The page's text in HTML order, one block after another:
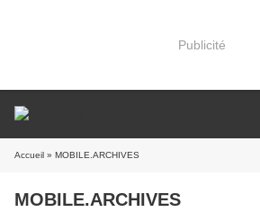
Publicité
Accueil » MOBILE.ARCHIVES
MOBILE.ARCHIVES